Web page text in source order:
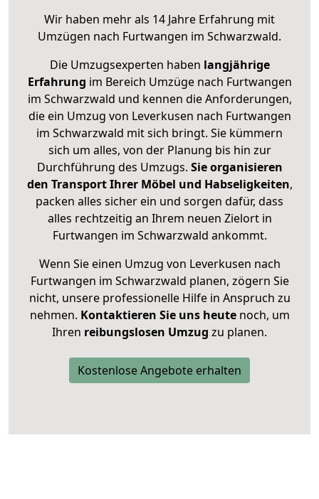
Wir haben mehr als 14 Jahre Erfahrung mit
Umzügen nach Furtwangen im Schwarzwald.
Die Umzugsexperten haben langjährige
Erfahrung im Bereich Umzüge nach Furtwangen
im Schwarzwald und kennen die Anforderungen,
die ein Umzug von Leverkusen nach Furtwangen
im Schwarzwald mit sich bringt. Sie kümmern
sich um alles, von der Planung bis hin zur
Durchführung des Umzugs. Sie organisieren
den Transport Ihrer Möbel und Habseligkeiten,
packen alles sicher ein und sorgen dafür, dass
alles rechtzeitig an Ihrem neuen Zielort in
Furtwangen im Schwarzwald ankommt.
Wenn Sie einen Umzug von Leverkusen nach
Furtwangen im Schwarzwald planen, zögern Sie
nicht, unsere professionelle Hilfe in Anspruch zu
nehmen. Kontaktieren Sie uns heutenoch, um
Ihren reibungslosen Umzug zu planen.
Kostenlose Angebote erhalten